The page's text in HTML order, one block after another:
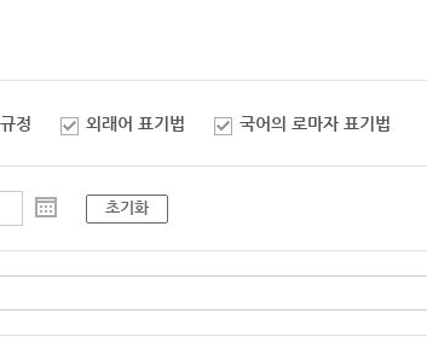
정 외래어 표기법 국어의 로마자 표기법
초기화